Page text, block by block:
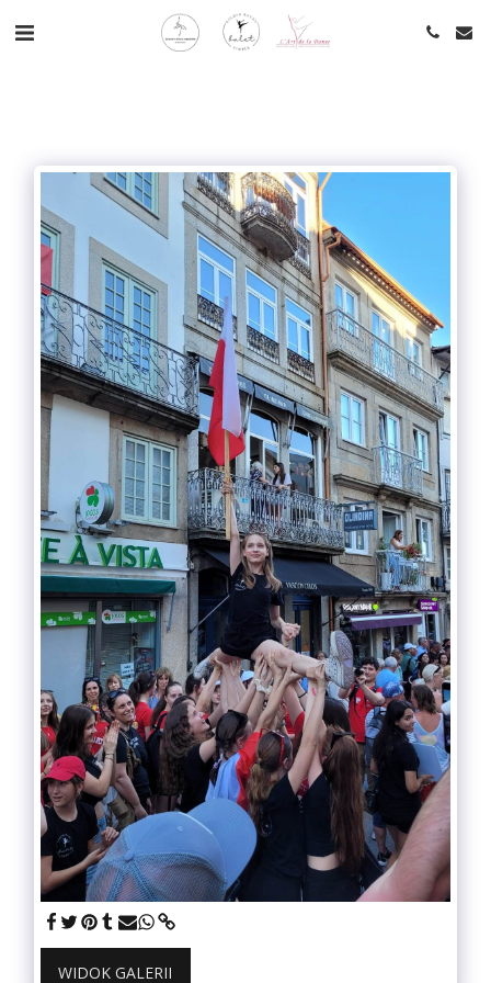
WIDOK GALERII